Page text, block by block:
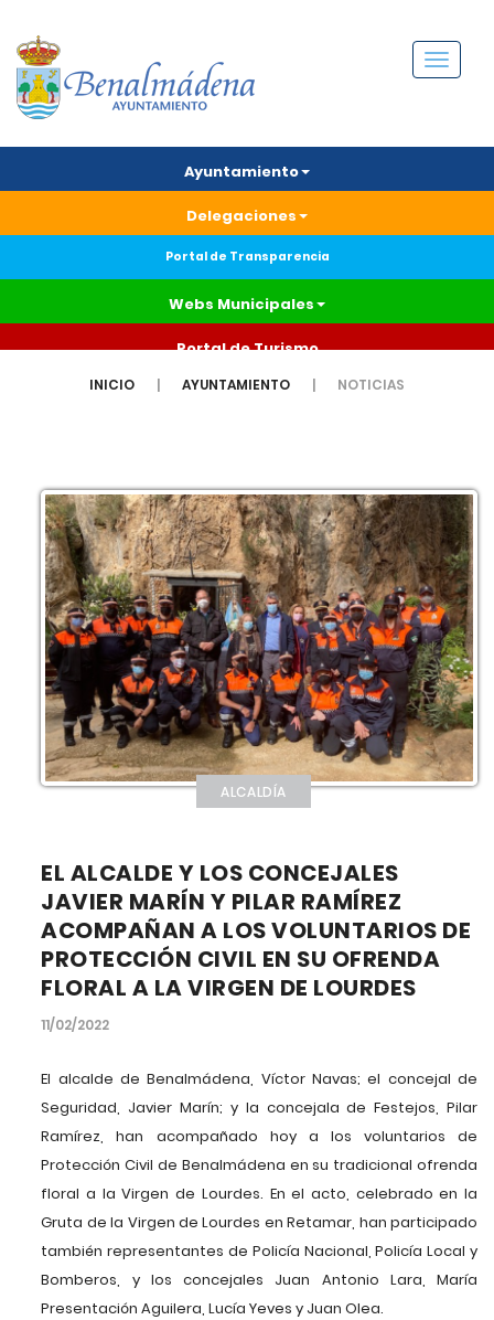
Menú
Ayuntamiento
Delegaciones
Portal de Transparencia
Webs Municipales
Portal de Turismo
INICIO AYUNTAMIENTO NOTICIAS
ALCALDÍA
EL ALCALDE Y LOS CONCEJALES
JAVIER MARÍN Y PILAR RAMÍREZ
ACOMPAÑAN A LOS VOLUNTARIOS DE
PROTECCIÓN CIVIL EN SU OFRENDA
FLORAL A LA VIRGEN DE LOURDES
11/02/2022
El alcalde de Benalmádena, Víctor Navas; el concejal de
Seguridad, Javier Marín; y la concejala de Festejos, Pilar
Ramírez, han acompañado hoy a los voluntarios de
Protección Civil de Benalmádena en su tradicional ofrenda
floral a la Virgen de Lourdes. En el acto, celebrado en la
Gruta de la Virgen de Lourdes en Retamar, han participado
también representantes de Policía Nacional, Policía Local y
Bomberos, y los concejales Juan Antonio Lara, María
Presentación Aguilera, Lucía Yeves y Juan Olea.